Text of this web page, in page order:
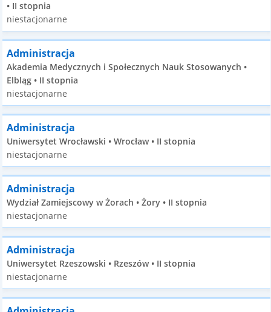
• II stopnia
niestacjonarne
Administracja
Akademia Medycznych i Społecznych Nauk Stosowanych •
Elbląg • II stopnia
niestacjonarne
Administracja
Uniwersytet Wrocławski • Wrocław • II stopnia
niestacjonarne
Administracja
Wydział Zamiejscowy w Żorach • Żory • II stopnia
niestacjonarne
Administracja
Uniwersytet Rzeszowski • Rzeszów • II stopnia
niestacjonarne